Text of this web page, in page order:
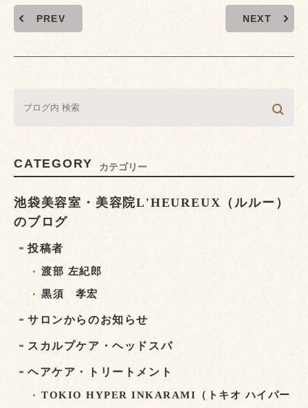
PREV NEXT
CATEGORY カテゴリー
池袋美容室・美容院L'HEUREUX（ルルー）
のブログ
投稿者
渡部 左紀郎
黒須 孝宏
サロンからのお知らせ
スカルプケア・ヘッドスパ
ヘアケア・トリートメント
TOKIO HYPER INKARAMI（トキオ ハイパー